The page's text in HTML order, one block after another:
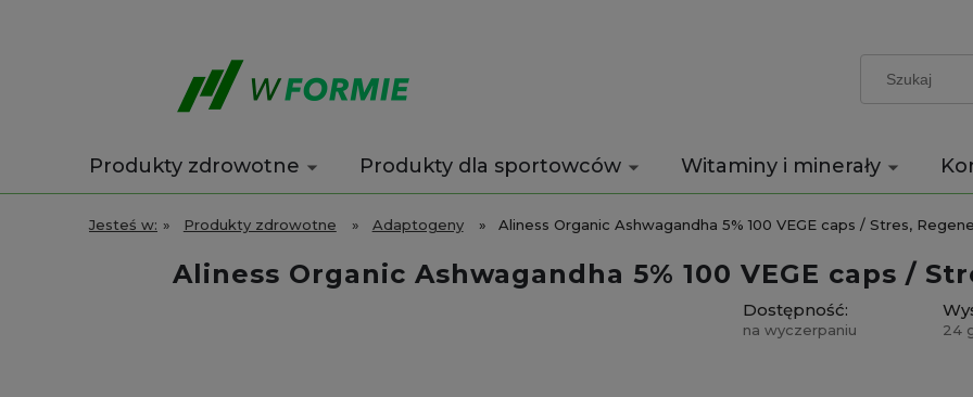
Produkty zdrowotne Produkty dla sportowców Witaminy i minerały
Wyprzedaż Kontakt
Jesteś w: » Produkty zdrowotne » Adaptogeny » Aliness Organic Ashwagandha 5% 100 VEGE caps / Stres,
Aliness Organic Ashwagandha 5% 100 VEGE caps /
Dostępność:
na wyczerpaniu 24